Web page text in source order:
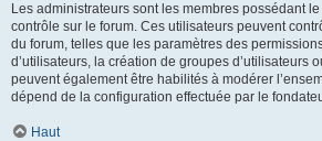
Les administrateurs sont les membres possédant
contrôle sur le forum. Ces utilisateurs peuvent
du forum, telles que les paramètres des
d’utilisateurs, la création de groupes d’utilisateurs
peuvent également être habilités à modérer
dépend de la configuration effectuée par le
Haut